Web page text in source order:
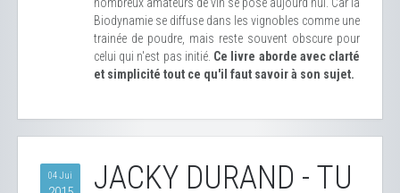
Biodynamie se diffuse dans les vignobles comme une
trainée de poudre, mais reste souvent obscure pour
celui qui n'est pas initié. Ce livre aborde avec clarté
et simplicité tout ce qu'il faut savoir à son sujet.
04 Jui
JACKY DURAND - TU